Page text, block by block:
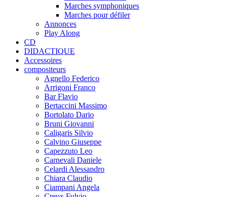
Marches symphoniques
Marches pour défiler
Annonces
Play Along
CD
DIDACTIQUE
Accessoires
compositeurs
Agnello Federico
Arrigoni Franco
Bar Flavio
Bertaccini Massimo
Bortolato Dario
Bruni Giovanni
Caligaris Silvio
Calvino Giuseppe
Capezzuto Leo
Carnevali Daniele
Celardi Alessandro
Chiara Claudio
Ciampani Angela